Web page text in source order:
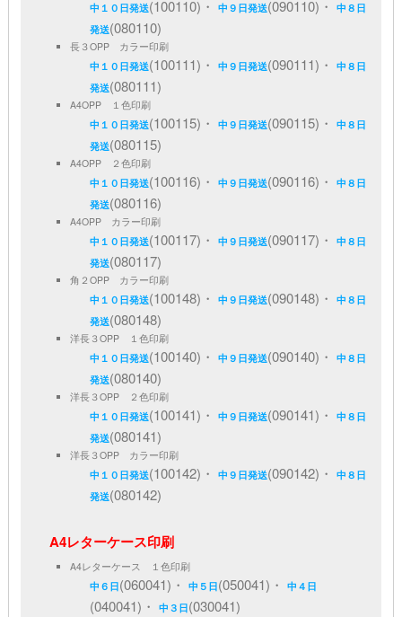
中１０日発送(100110)・中９日発送(090110)・中８日
発送(080110)
長３OPP カラー印刷
中１０日発送(100111)・中９日発送(090111)・中８日
発送(080111)
A4OPP １色印刷
中１０日発送(100115)・中９日発送(090115)・中８日
発送(080115)
A4OPP ２色印刷
中１０日発送(100116)・中９日発送(090116)・中８日
発送(080116)
A4OPP カラー印刷
中１０日発送(100117)・中９日発送(090117)・中８日
発送(080117)
角２OPP カラー印刷
中１０日発送(100148)・中９日発送(090148)・中８日
発送(080148)
洋長３OPP １色印刷
中１０日発送(100140)・中９日発送(090140)・中８日
発送(080140)
洋長３OPP ２色印刷
中１０日発送(100141)・中９日発送(090141)・中８日
発送(080141)
洋長３OPP カラー印刷
中１０日発送(100142)・中９日発送(090142)・中８日
発送(080142)
A4レターケース印刷
A4レターケース １色印刷
中６日(060041)・中５日(050041)・中４日
(040041)・中３日(030041)